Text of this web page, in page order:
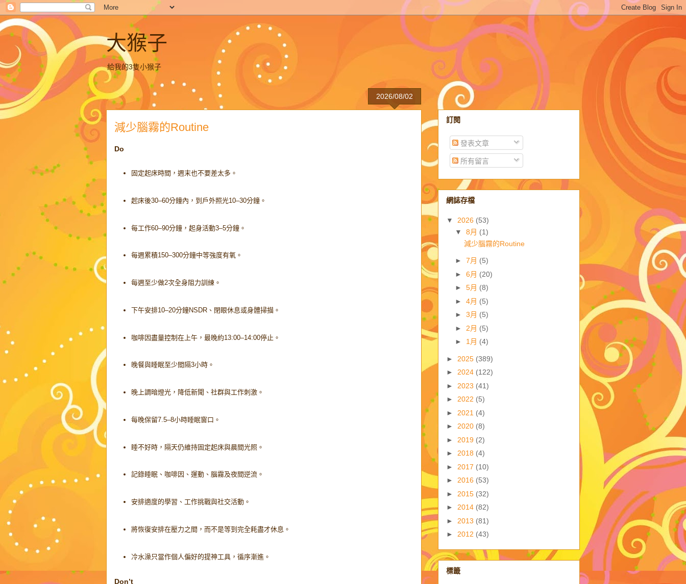
大猴子
給我的3隻小猴子
2026/08/02
減少腦霧的Routine
Do
固定起床時間，週末也不要差太多。
起床後30–60分鐘內，到戶外照光10–30分鐘。
每工作60–90分鐘，起身活動3–5分鐘。
每週累積150–300分鐘中等強度有氧。
每週至少做2次全身阻力訓練。
下午安排10–20分鐘NSDR、閉眼休息或身體掃描。
咖啡因盡量控制在上午，最晚約13:00–14:00停止。
晚餐與睡眠至少間隔3小時。
晚上調暗燈光，降低新聞、社群與工作刺激。
每晚保留7.5–8小時睡眠窗口。
睡不好時，隔天仍維持固定起床與晨間光照。
記錄睡眠、咖啡因、運動、腦霧及夜間逆流。
安排適度的學習、工作挑戰與社交活動。
將恢復安排在壓力之間，而不是等到完全耗盡才休息。
冷水澡只當作個人偏好的提神工具，循序漸進。
Don’t
訂閱
發表文章
所有留言
網誌存檔
▼ 2026 (53)
▼ 8月 (1)
減少腦霧的Routine
► 7月 (5)
► 6月 (20)
► 5月 (8)
► 4月 (5)
► 3月 (5)
► 2月 (5)
► 1月 (4)
► 2025 (389)
► 2024 (122)
► 2023 (41)
► 2022 (5)
► 2021 (4)
► 2020 (8)
► 2019 (2)
► 2018 (4)
► 2017 (10)
► 2016 (53)
► 2015 (32)
► 2014 (82)
► 2013 (81)
► 2012 (43)
標籤